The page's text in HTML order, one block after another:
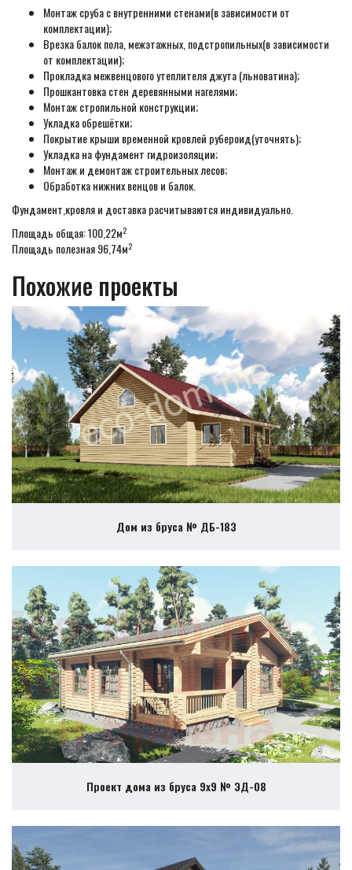
Монтаж сруба с внутренними стенами(в зависимости от
комплектации);
Врезка балок пола, межэтажных, подстропильных(в зависимости
от комплектации);
Прокладка межвенцового утеплителя джута (льноватина);
Прошкантовка стен деревянными нагелями;
Монтаж стропильной конструкции;
Укладка обрешётки;
Покрытие крыши временной кровлей рубероид(уточнять);
Укладка на фундамент гидроизоляции;
Монтаж и демонтаж строительных лесов;
Обработка нижних венцов и балок.
Фундамент,кровля и доставка расчитываются индивидуально.
Площадь общая: 100,22м2
Площадь полезная 96,74м2
Похожие проекты
Дом из бруса № ДБ-183
Проект дома из бруса 9х9 № ЭД-08